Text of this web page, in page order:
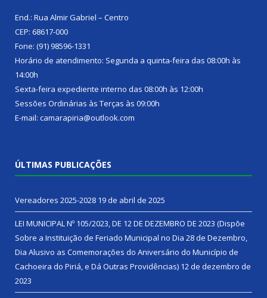
End.: Rua Almir Gabriel – Centro
CEP: 68617-000
Fone: (91) 98596-1331
Horário de atendimento: Segunda a quinta-feira das 08:00h às
14:00h
Sexta-feira expediente interno das 08:00h às 12:00h
Sessões Ordinárias às Terças às 09:00h
E-mail: camarapiria@outlook.com
ÚLTIMAS PUBLICAÇÕES
Vereadores 2025-2028 19 de abril de 2025
LEI MUNICIPAL Nº 105/2023, DE 12 DE DEZEMBRO DE 2023 (Dispõe
Sobre a Instituição de Feriado Municipal no Dia 28 de Dezembro,
Dia Alusivo as Comemorações do Aniversário do Município de
Cachoeira do Piriá, e Dá Outras Providências) 12 de dezembro de
2023